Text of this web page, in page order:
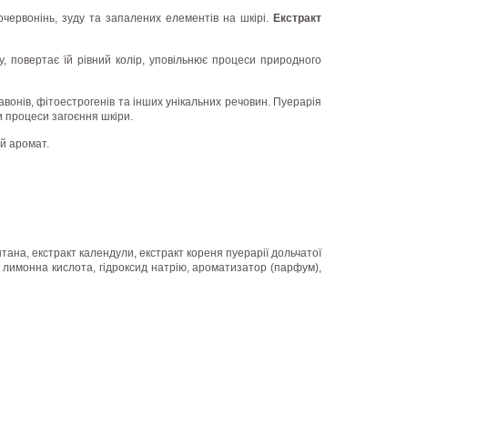
зуду та запалених елементів на шкірі.Екстракт
їй рівний колір, уповільнює процеси природного
фітоестрогенів та інших унікальних речовин. Пуерарія
процеси загоєння шкіри.
аромат.
екстракт календули, екстракт кореня пуерарії дольчатої
лимонна кислота, гідроксид натрію, ароматизатор (парфум),